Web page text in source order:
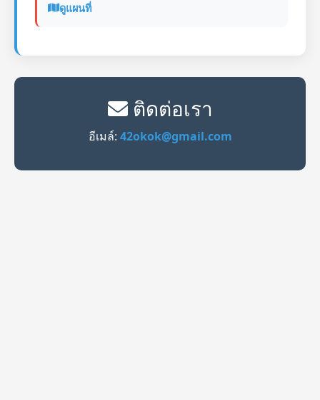
ดูแผนที่
ติดต่อเรา
อีเมล์: 42okok@gmail.com